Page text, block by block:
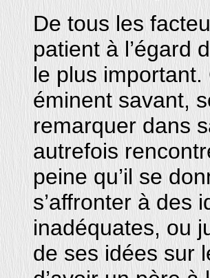
De tous les
patient à l’égard
le plus
éminent savant,
remarquer dans
autrefois
peine qu’il se
s’affronter à des
inadéquates, ou
de ses idées sur